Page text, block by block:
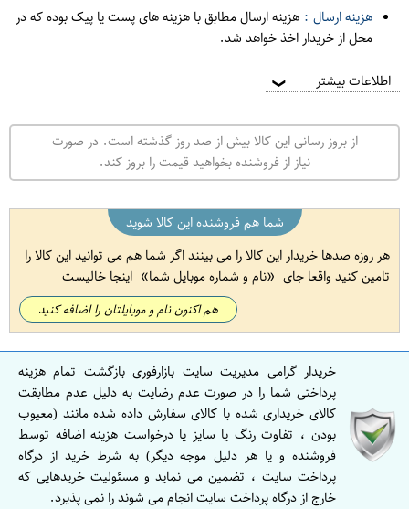
هزینه ارسال : هزینه ارسال مطابق با هزینه های پست یا پیک بوده که در
محل از خریدار اخذ خواهد شد.
اطلاعات بیشتر ❯
از بروز رسانی این کالا بیش از صد روز گذشته است. در صورت
نیاز از فروشنده بخواهید قیمت را بروز کند.
شما هم فروشنده این کالا شوید
هر روزه صدها خریدار این کالا را می بینند اگر شما هم می توانید این کالا را
تامین کنید واقعا جای
نام و شماره موبایل شما اینجا خالیست
هم اکنون نام و موبایلتان را اضافه کنید
خریدار گرامی مدیریت سایت بازارفوری بازگشت تمام هزینه
پرداختی شما را در صورت عدم رضایت به دلیل عدم مطابقت
کالای خریداری شده با کالای سفارش داده شده مانند (معیوب
بودن ، تفاوت رنگ یا سایز یا درخواست هزینه اضافه توسط
فروشنده و یا هر دلیل موجه دیگر) به شرط خرید از درگاه
پرداخت سایت ، تضمین می نماید و مسئولیت خریدهایی که
خارج از درگاه پرداخت سایت انجام می شوند را نمی پذیرد.